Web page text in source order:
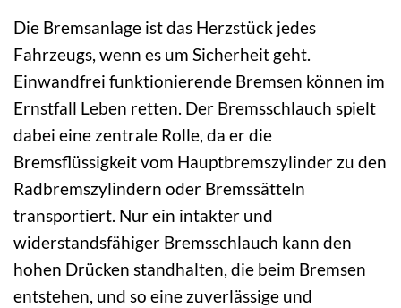
Die Bremsanlage ist das Herzstück jedes
Fahrzeugs, wenn es um Sicherheit geht.
Einwandfrei funktionierende Bremsen können im
Ernstfall Leben retten. Der Bremsschlauch spielt
dabei eine zentrale Rolle, da er die
Bremsflüssigkeit vom Hauptbremszylinder zu den
Radbremszylindern oder Bremssätteln
transportiert. Nur ein intakter und
widerstandsfähiger Bremsschlauch kann den
hohen Drücken standhalten, die beim Bremsen
entstehen, und so eine zuverlässige und